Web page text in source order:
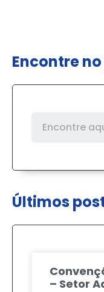
Encontre
Últimos
– Setor